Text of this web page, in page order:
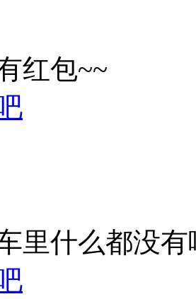
红包~~
里什么都没有